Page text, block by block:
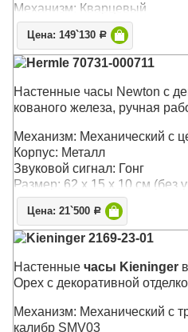
Механизм: Кварцевый
Корпус: Хэмптонская Вишня
Звуковой сигнал:Westminster
Размер: 86 x 41 х 16 см
Цена: 149`130 Р
Hermle 70731-000711
Настенные часы Newton с
кованого железа, ручная
Механизм: Механический с
Корпус: Металл
Звуковой сигнал: Гонг
Размер: 62 х 15 х 10 см (без
Цена: 21`500 Р
Kieninger 2169-23-01
Настенные часы Kieninger
Орех с декоративной
Механизм: Механический с
калибр SMV03